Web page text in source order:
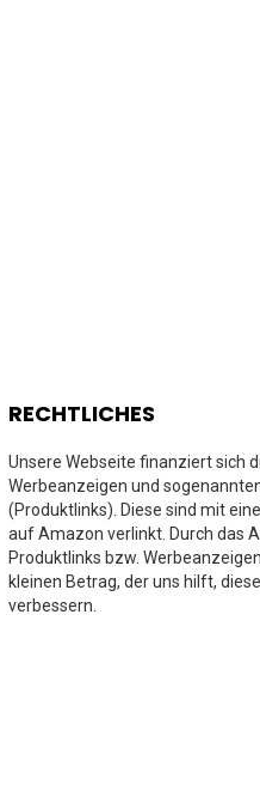
RECHTLICHES
Unsere Webseite finanziert sich
Werbeanzeigen und
(Produktlinks). Diese sind mit
auf Amazon verlinkt. Durch das
Produktlinks bzw.
kleinen Betrag, der uns hilft,
verbessern.